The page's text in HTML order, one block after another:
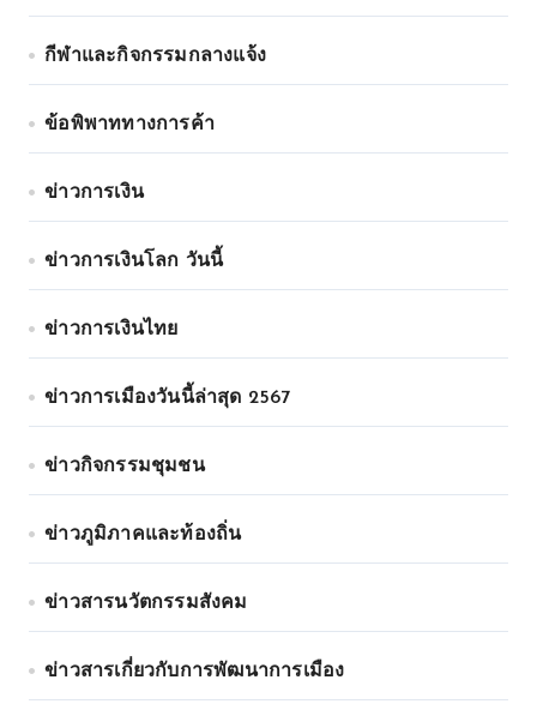
กีฬาและกิจกรรมกลางแจ้ง
ข้อพิพาททางการค้า
ข่าวการเงิน
ข่าวการเงินโลก วันนี้
ข่าวการเงินไทย
ข่าวการเมืองวันนี้ล่าสุด 2567
ข่าวกิจกรรมชุมชน
ข่าวภูมิภาคและท้องถิ่น
ข่าวสารนวัตกรรมสังคม
ข่าวสารเกี่ยวกับการพัฒนาการเมือง